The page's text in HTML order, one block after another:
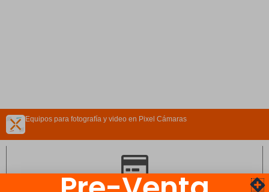
Equipos para fotografía y video en Pixel Cámaras
Escoge como pagar